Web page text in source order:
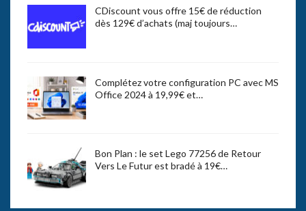
CDiscount vous offre 15€ de réduction
dès 129€ d’achats (maj toujours…
Complétez votre configuration PC avec MS
Office 2024 à 19,99€ et…
Bon Plan : le set Lego 77256 de Retour
Vers Le Futur est bradé à 19€…